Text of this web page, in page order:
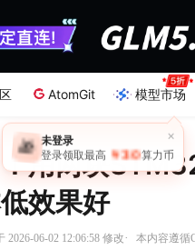
AtomGit 模型市场
用两块
效果好
2026-06-02 12:06:58 修改· 本内容遵循